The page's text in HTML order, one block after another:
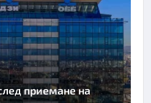
приемане на